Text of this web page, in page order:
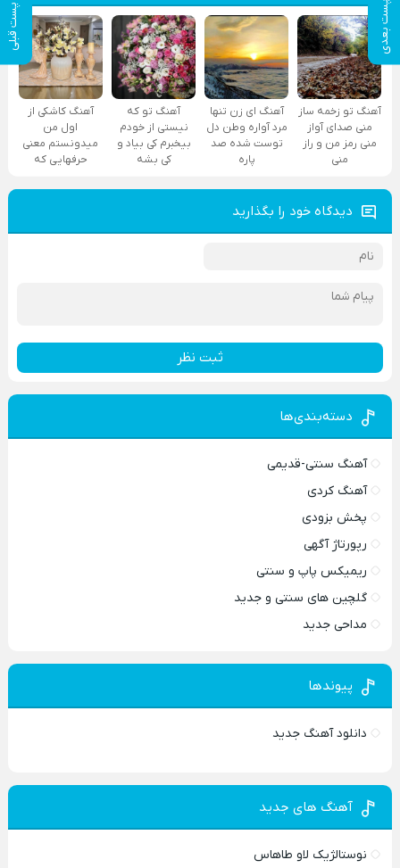
پست بعدی پست قبلی
آهنگ تو زخمه ساز
منی صدای آواز
منی رمز من و راز
منی
آهنگ ای زن تنها
مرد آواره وطن دل
توست شده صد
پاره
آهنگ تو که
نیستی از خودم
بیخبرم کی بیاد و
کی بشه
آهنگ کاشکی از
اول من
میدونستم معنی
حرفهایی که
دیدگاه خود را بگذارید
ثبت نظر
دسته‌بندی‌ها
آهنگ سنتی-قدیمی
آهنگ کردی
پخش بزودی
رپورتاژ آگهی
ریمیکس پاپ و سنتی
گلچین های سنتی و جدید
مداحی جدید
پیوندها
دانلود آهنگ جدید
آهنگ های جدید
نوستالژیک لاو طاهاس